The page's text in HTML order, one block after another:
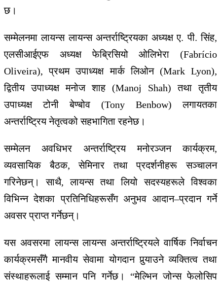
छ।
सम्मेलनमा लायन्स लायन्स अन्तर्राष्ट्रियका अध्यक्ष ए. पी. सिंह,
एलसीआईएफ अध्यक्ष फेब्रिसियो ओलिभेरा (Fabrício
Oliveira), प्रथम उपाध्यक्ष मार्क लिओन (Mark Lyon),
द्वितीय उपाध्यक्ष मनोज शाह (Manoj Shah) तथा तृतीय
उपाध्यक्ष टोनी बेण्बोव (Tony Benbow) लगायतका
अन्तर्राष्ट्रिय नेतृत्वको सहभागिता रहनेछ।
सम्मेलन अवधिभर अन्तर्राष्ट्रिय मनोरञ्जन कार्यक्रम,
व्यवसायिक बैठक, सेमिनार तथा प्रदर्शनीहरू सञ्चालन
गरिनेछन्। साथै, लायन्स तथा लियो सदस्यहरूले विश्वका
विभिन्न देशका प्रतिनिधिहरूसँग अनुभव आदान–प्रदान गर्ने
अवसर प्राप्त गर्नेछन्।
यस अवसरमा लायन्स लायन्स अन्तर्राष्ट्रियले वार्षिक निर्वाचन
कार्यक्रमसँगै मानवीय सेवामा योगदान पुर्‍याउने व्यक्तित्व तथा
संस्थाहरूलाई सम्मान पनि गर्नेछ। “मेल्भिन जोन्स फेलोसिप